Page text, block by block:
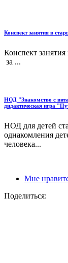
Конспект занятия в
Конспект
за ...
НОД "Знакомство с
дидактическая игра
НОД для детей
однакомления
человека...
Мне
Поделиться: